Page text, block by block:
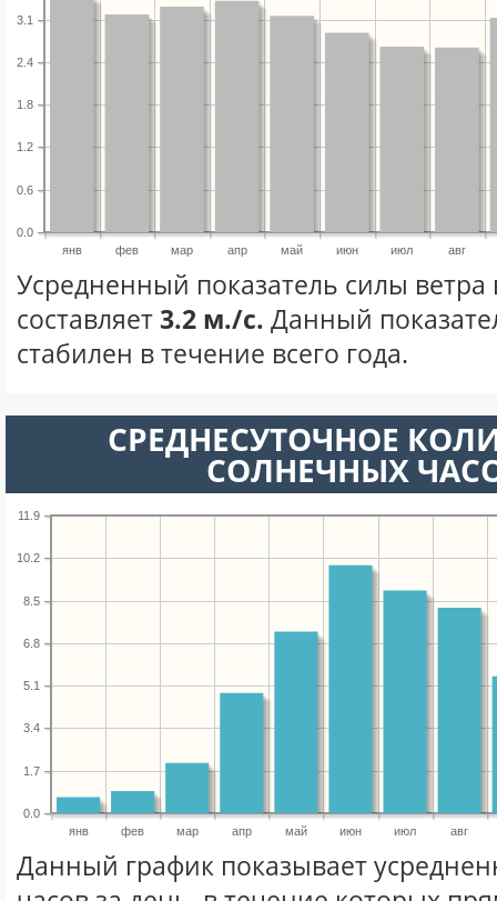
янв фев мар апр май июн июл авг
0.0
0.6
1.2
1.8
2.4
3.1
Усредненный показатель силы ветра
составляет3.2 м./с. Данный
стабилен в течение всего года.
СРЕДНЕСУТОЧНОЕ
СОЛНЕЧНЫХ
янв фев мар апр май июн июл авг
0.0
1.7
3.4
5.1
6.8
8.5
10.2
11.9
Данный график показывает